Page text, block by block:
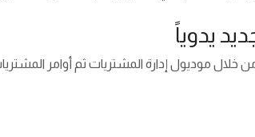
يدوياً
خلال موديول إدارة المشتريات ثم أوامر